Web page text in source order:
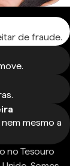
de fraude.
mesmo a
no Tesouro